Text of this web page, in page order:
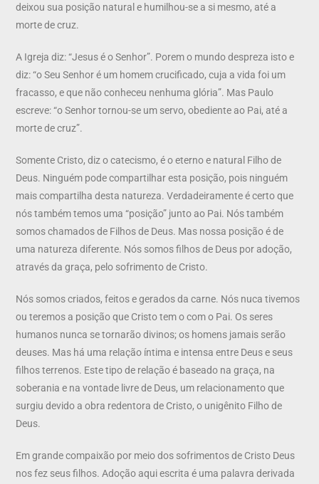
deixou sua posição natural e humilhou-se a si mesmo, até a
morte de cruz.
A Igreja diz: “Jesus é o Senhor”. Porem o mundo despreza isto e
diz: “o Seu Senhor é um homem crucificado, cuja a vida foi um
fracasso, e que não conheceu nenhuma glória”. Mas Paulo
escreve: “o Senhor tornou-se um servo, obediente ao Pai, até a
morte de cruz”.
Somente Cristo, diz o catecismo, é o eterno e natural Filho de
Deus. Ninguém pode compartilhar esta posição, pois ninguém
mais compartilha desta natureza. Verdadeiramente é certo que
nós também temos uma “posição” junto ao Pai. Nós também
somos chamados de Filhos de Deus. Mas nossa posição é de
uma natureza diferente. Nós somos filhos de Deus por adoção,
através da graça, pelo sofrimento de Cristo.
Nós somos criados, feitos e gerados da carne. Nós nuca tivemos
ou teremos a posição que Cristo tem o com o Pai. Os seres
humanos nunca se tornarão divinos; os homens jamais serão
deuses. Mas há uma relação íntima e intensa entre Deus e seus
filhos terrenos. Este tipo de relação é baseado na graça, na
soberania e na vontade livre de Deus, um relacionamento que
surgiu devido a obra redentora de Cristo, o unigênito Filho de
Deus.
Em grande compaixão por meio dos sofrimentos de Cristo Deus
nos fez seus filhos. Adoção aqui escrita é uma palavra derivada